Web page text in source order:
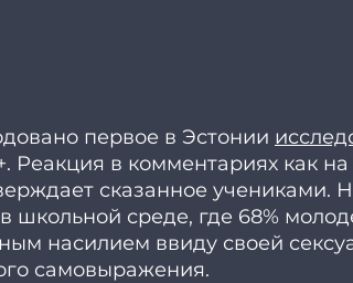
первое в Эстонии
Реакция в комментариях как на
сказанное учениками.
школьной среде, где 68%
насилием ввиду своей
самовыражения.